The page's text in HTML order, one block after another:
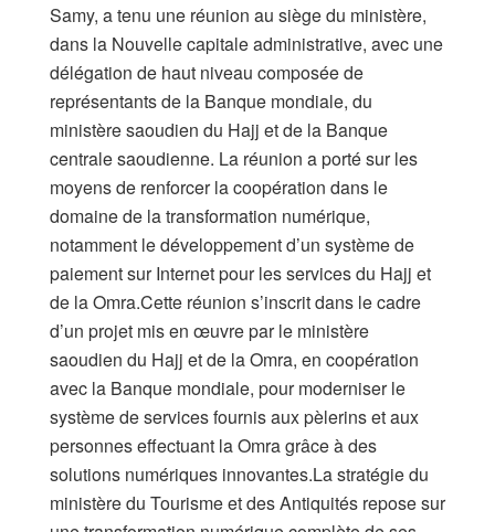
Samy, a tenu une réunion au siège du ministère,
dans la Nouvelle capitale administrative, avec une
délégation de haut niveau composée de
représentants de la Banque mondiale, du
ministère saoudien du Hajj et de la Banque
centrale saoudienne. La réunion a porté sur les
moyens de renforcer la coopération dans le
domaine de la transformation numérique,
notamment le développement d’un système de
paiement sur Internet pour les services du Hajj et
de la Omra.Cette réunion s’inscrit dans le cadre
d’un projet mis en œuvre par le ministère
saoudien du Hajj et de la Omra, en coopération
avec la Banque mondiale, pour moderniser le
système de services fournis aux pèlerins et aux
personnes effectuant la Omra grâce à des
solutions numériques innovantes.La stratégie du
ministère du Tourisme et des Antiquités repose sur